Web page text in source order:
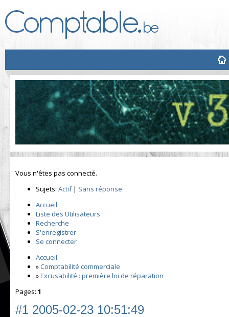
Vous n'êtes pas connecté.
Sujets: Actif| Sans réponse
Accueil
Liste des Utilisateurs
Recherche
S'enregistrer
Se connecter
Accueil
»Comptabilité commerciale
»Excusabilité : première loi de réparation
Pages: 1
#1 2005-02-23 10:51:49